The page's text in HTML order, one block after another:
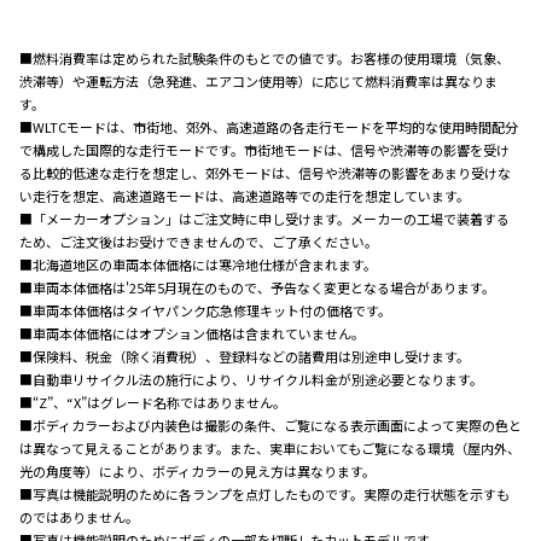
■燃料消費率は定められた試験条件のもとでの値です。お客様の使用環境（気象、
渋滞等）や運転方法（急発進、エアコン使用等）に応じて燃料消費率は異なりま
す。
■WLTCモードは、市街地、郊外、高速道路の各走行モードを平均的な使用時間配分
で構成した国際的な走行モードです。市街地モードは、信号や渋滞等の影響を受け
る比較的低速な走行を想定し、郊外モードは、信号や渋滞等の影響をあまり受けな
い走行を想定、高速道路モードは、高速道路等での走行を想定しています。
■「メーカーオプション」はご注文時に申し受けます。メーカーの工場で装着する
ため、ご注文後はお受けできませんので、ご了承ください。
■北海道地区の車両本体価格には寒冷地仕様が含まれます。
■車両本体価格は'25年5月現在のもので、予告なく変更となる場合があります。
■車両本体価格はタイヤパンク応急修理キット付の価格です。
■車両本体価格にはオプション価格は含まれていません。
■保険料、税金（除く消費税）、登録料などの諸費用は別途申し受けます。
■自動車リサイクル法の施行により、リサイクル料金が別途必要となります。
■“Z”、“X”はグレード名称ではありません。
■ボディカラーおよび内装色は撮影の条件、ご覧になる表示画面によって実際の色と
は異なって見えることがあります。また、実車においてもご覧になる環境（屋内外、
光の角度等）により、ボディカラーの見え方は異なります。
■写真は機能説明のために各ランプを点灯したものです。実際の走行状態を示すも
のではありません。